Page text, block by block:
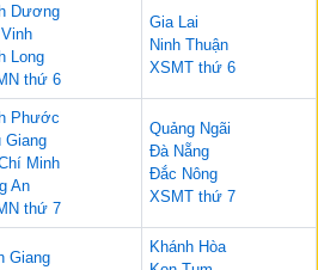
Dương
Long
thứ 6
Gia Lai
Ninh Thuận
XSMT thứ 6
Phước
Giang
Minh
An
thứ 7
Quảng Ngãi
Đà Nẵng
Đắc Nông
XSMT thứ 7
Giang
Khánh Hòa